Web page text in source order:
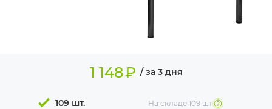
1 148₽ / за 3 дня
109 шт. На складе 109 шт